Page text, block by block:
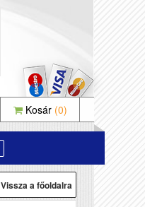
Kosár (0)
Vissza a főoldalra